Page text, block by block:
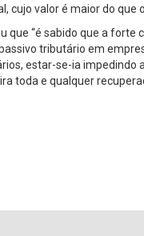
valor é maior do que
que “é sabido que a
tributário em
estar-se-ia impedindo
toda e qualquer